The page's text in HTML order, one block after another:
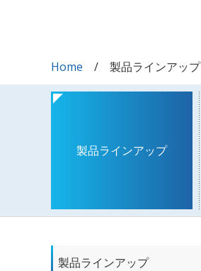
Home 製品ラインアップ
製品ラインアップ
製品ラインアップ